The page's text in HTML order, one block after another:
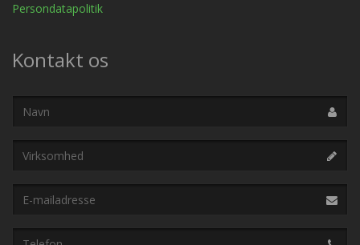
Persondatapolitik
Kontakt os
mailadresse